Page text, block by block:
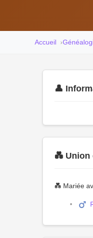
Accueil
👤
💑 Union
💑 Mariée